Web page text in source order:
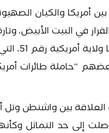
أمريكا والكيان
في البيت الأبيض،
“حاملة طائرات
بين واشنطن وتل
وصلت إلى حد التماثل